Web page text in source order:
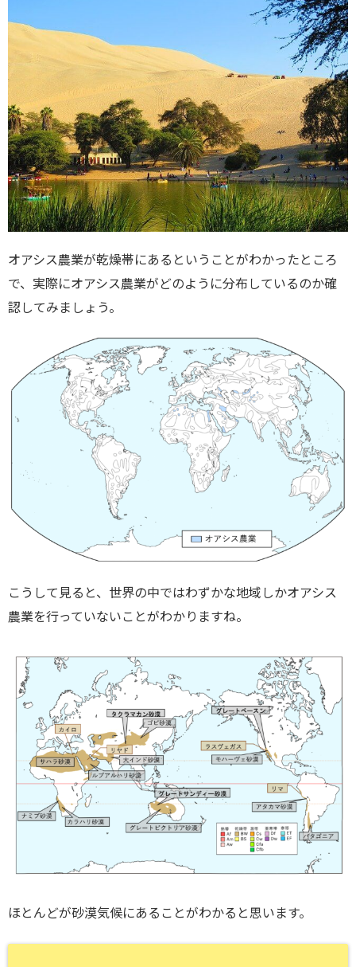
オアシス農業が乾燥帯にあるということがわかったところ
で、実際にオアシス農業がどのように分布しているのか確
認してみましょう。
こうして見ると、世界の中ではわずかな地域しかオアシス
農業を行っていないことがわかりますね。
ほとんどが砂漠気候にあることがわかると思います。